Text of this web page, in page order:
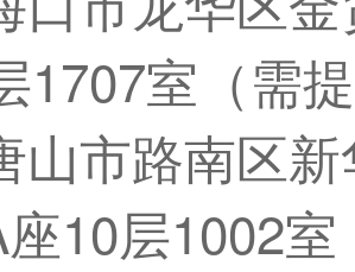
1707室（需
山市路南区
10层1002